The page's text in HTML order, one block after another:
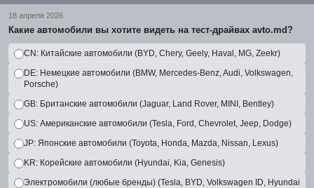
18 апреля 2026
Какие автомобили вы хотите видеть на тест-драйвах avto.md?
CN: Китайские автомобили (BYD, Chery, Geely, Haval, MG, Zeekr)
DE: Немецкие автомобили (BMW, Mercedes-Benz, Audi, Volkswagen,
Porsche)
GB: Британские автомобили (Jaguar, Land Rover, MINI, Bentley)
US: Американские автомобили (Tesla, Ford, Chevrolet, Jeep, Dodge)
JP: Японские автомобили (Toyota, Honda, Mazda, Nissan, Lexus)
KR: Корейские автомобили (Hyundai, Kia, Genesis)
Электромобили (любые бренды) (Tesla, BYD, Volkswagen ID, Hyundai